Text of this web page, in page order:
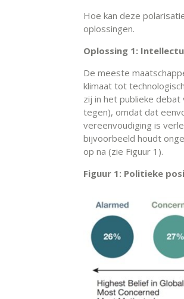
Hoe kan deze
oplossingen.
Oplossing 1:
De meeste
klimaat tot
zij in het publieke
tegen), omdat dat
vereenvoudiging is
bijvoorbeeld houdt
op na (zie Figuur 1).
Figuur 1: Politieke